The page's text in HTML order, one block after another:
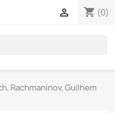
shopping_cart (0)

Rachmaninov, Guilhem